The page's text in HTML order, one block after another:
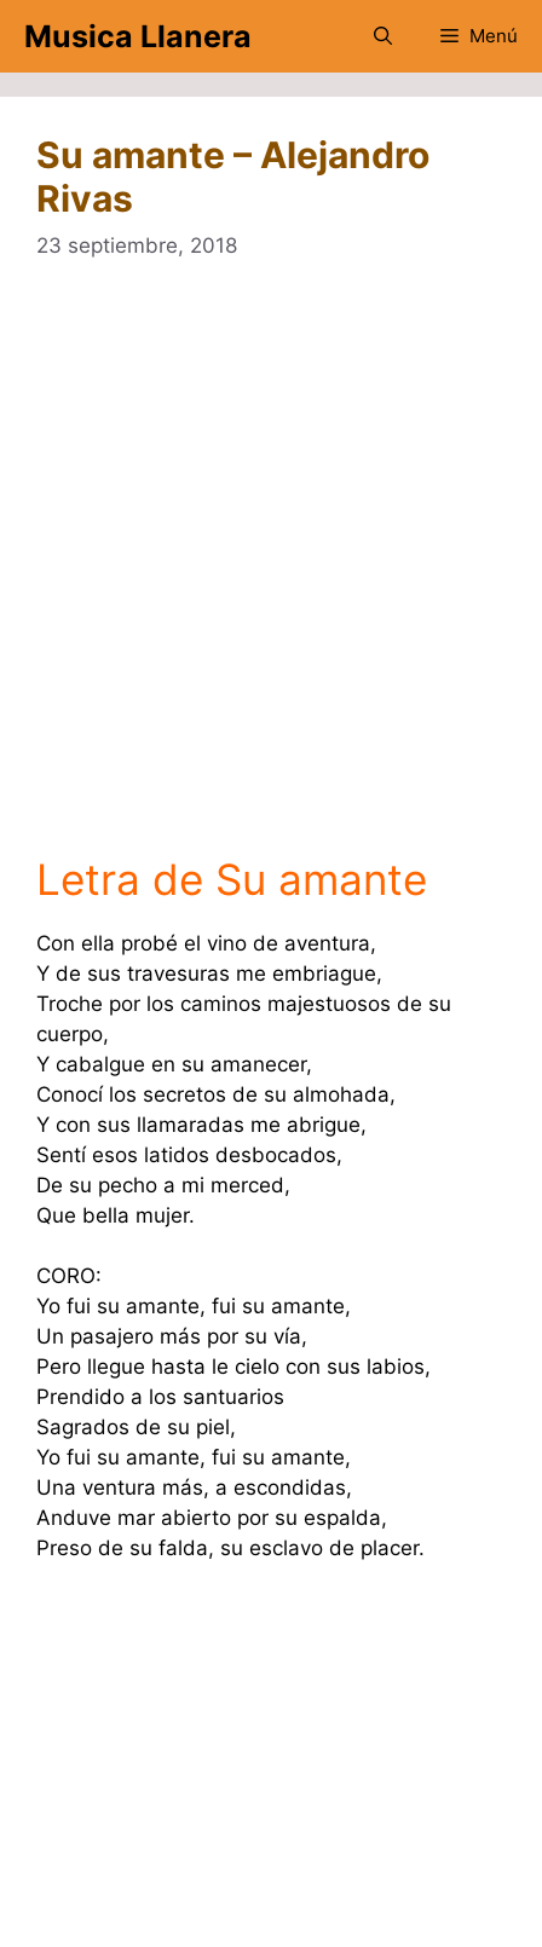
contenido
Musica Llanera Menú
Su amante – Alejandro
Rivas
23 septiembre, 2018
Letra de Su amante
Con ella probé el vino de aventura,
Y de sus travesuras me embriague,
Troche por los caminos majestuosos de su
cuerpo,
Y cabalgue en su amanecer,
Conocí los secretos de su almohada,
Y con sus llamaradas me abrigue,
Sentí esos latidos desbocados,
De su pecho a mi merced,
Que bella mujer.
CORO:
Yo fui su amante, fui su amante,
Un pasajero más por su vía,
Pero llegue hasta le cielo con sus labios,
Prendido a los santuarios
Sagrados de su piel,
Yo fui su amante, fui su amante,
Una ventura más, a escondidas,
Anduve mar abierto por su espalda,
Preso de su falda, su esclavo de placer.